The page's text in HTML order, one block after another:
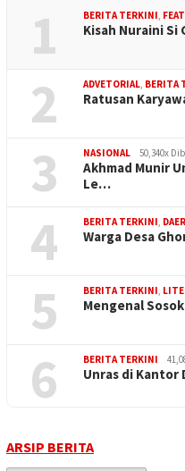
1 BERITA TERKINI,
Kisah Nuraini Si
2 ADVETORIAL, BERITA
Ratusan
3 NASIONAL 50,340x
Akhmad Munir
Le…
4 BERITA TERKINI,
Warga Desa
5 BERITA TERKINI,
Mengenal
6 BERITA TERKINI
Unras di Kantor
ARSIP BERITA